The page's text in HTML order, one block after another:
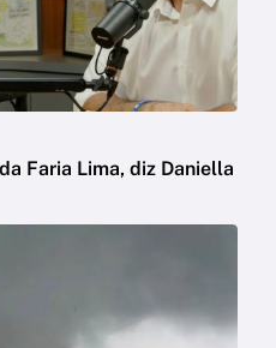
Faria Lima, diz Daniella